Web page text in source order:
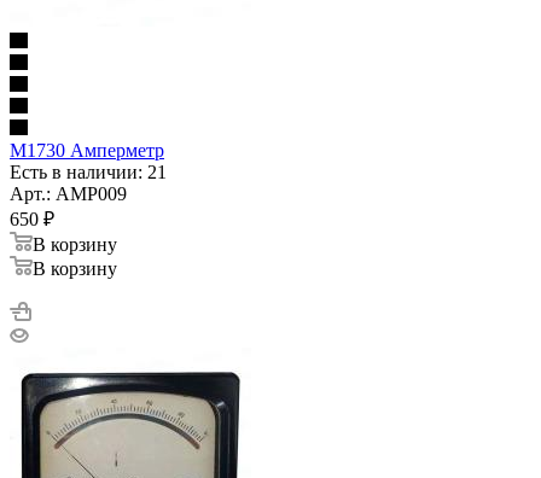
М1730 Амперметр
Есть в наличии: 21
Арт.: AMP009
650 ₽
В корзину
В корзину